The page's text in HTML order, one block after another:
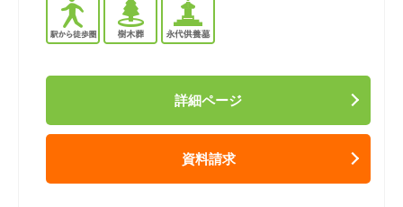
詳細ページ
資料請求